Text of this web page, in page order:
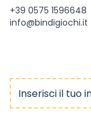
+39 0575 1596648
info@bindigiochi.it
Indirizzo email